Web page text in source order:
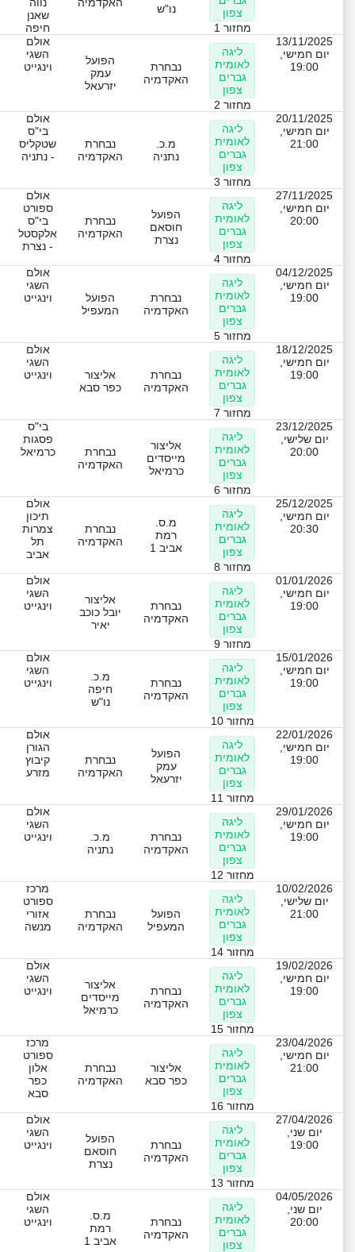
צפון
מחזור 1
נו"ש
שאנן
חיפה
13/11/2025
יום חמישי,
19:00
ליגה
לאומית
גברים
צפון
מחזור 2
נבחרת
האקדמיה
הפועל
עמק
יזרעאל
אולם
השגי
וינגייט
20/11/2025
יום חמישי,
21:00
ליגה
לאומית
גברים
צפון
מחזור 3
מ.כ.
נתניה
נבחרת
האקדמיה
אולם
בי"ס
שטקליס
- נתניה
27/11/2025
יום חמישי,
20:00
ליגה
לאומית
גברים
צפון
מחזור 4
הפועל
חוסאם
נצרת
נבחרת
האקדמיה
אולם
ספורט
בי"ס
אלקסטל
- נצרת
04/12/2025
יום חמישי,
19:00
ליגה
לאומית
גברים
צפון
מחזור 5
נבחרת
האקדמיה
הפועל
המעפיל
אולם
השגי
וינגייט
18/12/2025
יום חמישי,
19:00
ליגה
לאומית
גברים
צפון
מחזור 7
נבחרת
האקדמיה
אליצור
כפר סבא
אולם
השגי
וינגייט
23/12/2025
יום שלישי,
20:00
ליגה
לאומית
גברים
צפון
מחזור 6
אליצור
מייסדים
כרמיאל
נבחרת
האקדמיה
בי"ס
פסגות
כרמיאל
25/12/2025
יום חמישי,
20:30
ליגה
לאומית
גברים
צפון
מחזור 8
מ.ס.
רמת
אביב 1
נבחרת
האקדמיה
אולם
תיכון
צמרות
תל
אביב
01/01/2026
יום חמישי,
19:00
ליגה
לאומית
גברים
צפון
מחזור 9
נבחרת
האקדמיה
אליצור
יובל כוכב
יאיר
אולם
השגי
וינגייט
15/01/2026
יום חמישי,
19:00
ליגה
לאומית
גברים
צפון
מחזור 10
נבחרת
האקדמיה
מ.כ.
חיפה
נו"ש
אולם
השגי
וינגייט
22/01/2026
יום חמישי,
19:00
ליגה
לאומית
גברים
צפון
מחזור 11
הפועל
עמק
יזרעאל
נבחרת
האקדמיה
אולם
הגורן
קיבוץ
מזרע
29/01/2026
יום חמישי,
19:00
ליגה
לאומית
גברים
צפון
מחזור 12
נבחרת
האקדמיה
מ.כ.
נתניה
אולם
השגי
וינגייט
10/02/2026
יום שלישי,
21:00
ליגה
לאומית
גברים
צפון
מחזור 14
הפועל
המעפיל
נבחרת
האקדמיה
מרכז
ספורט
אזורי
מנשה
19/02/2026
יום חמישי,
19:00
ליגה
לאומית
גברים
צפון
מחזור 15
נבחרת
האקדמיה
אליצור
מייסדים
כרמיאל
אולם
השגי
וינגייט
23/04/2026
יום חמישי,
21:00
ליגה
לאומית
גברים
צפון
מחזור 16
אליצור
כפר סבא
נבחרת
האקדמיה
מרכז
ספורט
אלון
כפר
סבא
27/04/2026
יום שני,
19:00
ליגה
לאומית
גברים
צפון
מחזור 13
נבחרת
האקדמיה
הפועל
חוסאם
נצרת
אולם
השגי
וינגייט
04/05/2026
יום שני,
20:00
ליגה
לאומית
גברים
צפון
נבחרת
האקדמיה
מ.ס.
רמת
אביב 1
אולם
השגי
וינגייט